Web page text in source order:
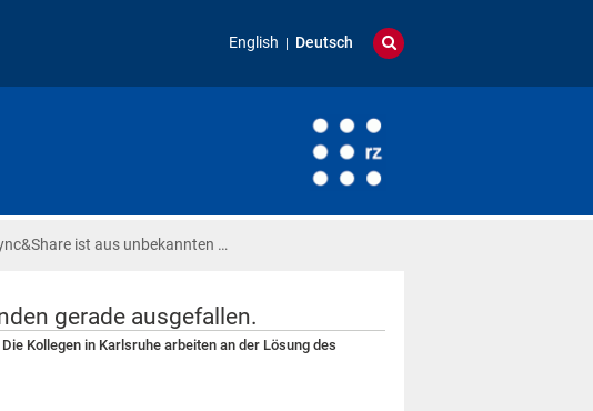
English Deutsch
ist aus unbekannten …
gerade ausgefallen.
Kollegen in Karlsruhe arbeiten an der Lösung des